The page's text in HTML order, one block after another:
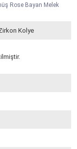
Rose Bayan Melek
Kolye